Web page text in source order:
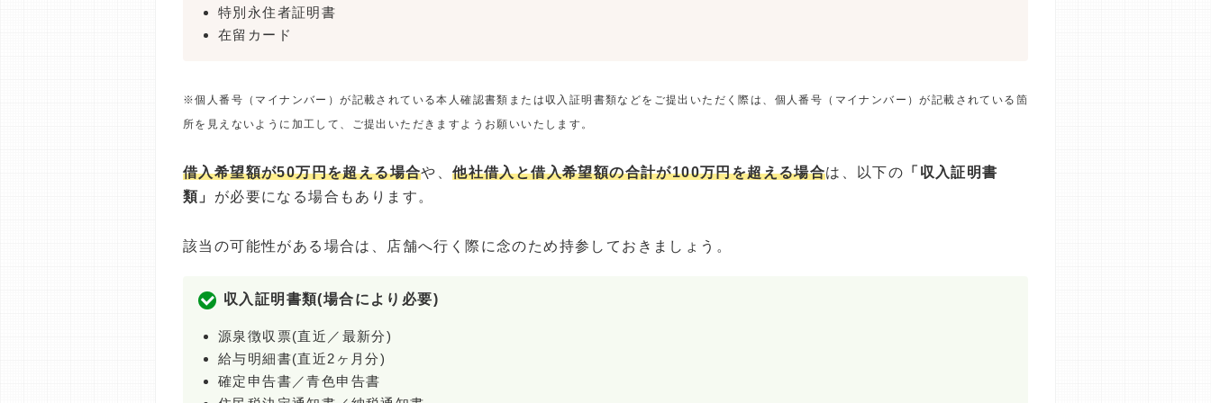
特別永住者証明書
在留カード
※個人番号（マイナンバー）が記載されている本人確認書類または収入証明書類などをご提出いただく際は、個人番号（マイナンバー）が記載されている箇
所を見えないように加工して、ご提出いただきますようお願いいたします。
借入希望額が50万円を超える場合や、他社借入と借入希望額の合計が100万円を超える場合は、以下の 「収入証明書
類」 が必要になる場合もあります。
該当の可能性がある場合は、店舗へ行く際に念のため持参しておきましょう。
収入証明書類(場合により必要)
源泉徴収票(直近／最新分)
給与明細書(直近2ヶ月分)
確定申告書／青色申告書